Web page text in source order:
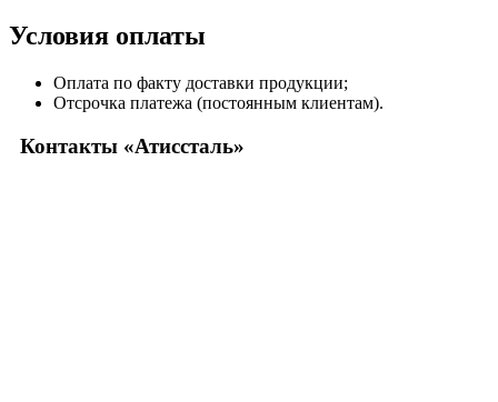
Условия оплаты
Оплата по факту доставки продукции;
Отсрочка платежа (постоянным клиентам).
Контакты «Атиссталь»